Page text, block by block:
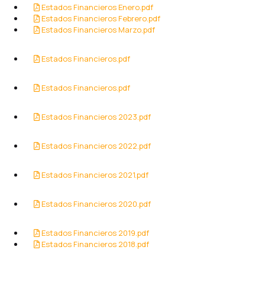
Estados Financieros Enero.pdf
Estados Financieros Febrero.pdf
Estados Financieros Marzo.pdf
Estados Financieros.pdf
Estados Financieros.pdf
Estados Financieros 2023.pdf
Estados Financieros 2022.pdf
Estados Financieros 2021.pdf
Estados Financieros 2020.pdf
Estados Financieros 2019.pdf
Estados Financieros 2018.pdf